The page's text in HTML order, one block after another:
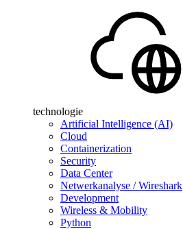
technologie
Artificial Intelligence (AI)
Cloud
Containerization
Security
Data Center
Netwerkanalyse / Wireshark
Development
Wireless & Mobility
Python